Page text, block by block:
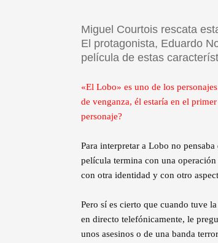
Miguel Courtois rescata
El protagonista, Eduardo
película de estas
«El Lobo» es uno de los
de venganza, él estaría en el
personaje?
Para interpretar a Lobo no
película termina con una
con otra identidad y con otro
Pero sí es cierto que cuando tuve
en directo telefónicamente, le
unos asesinos o de una banda